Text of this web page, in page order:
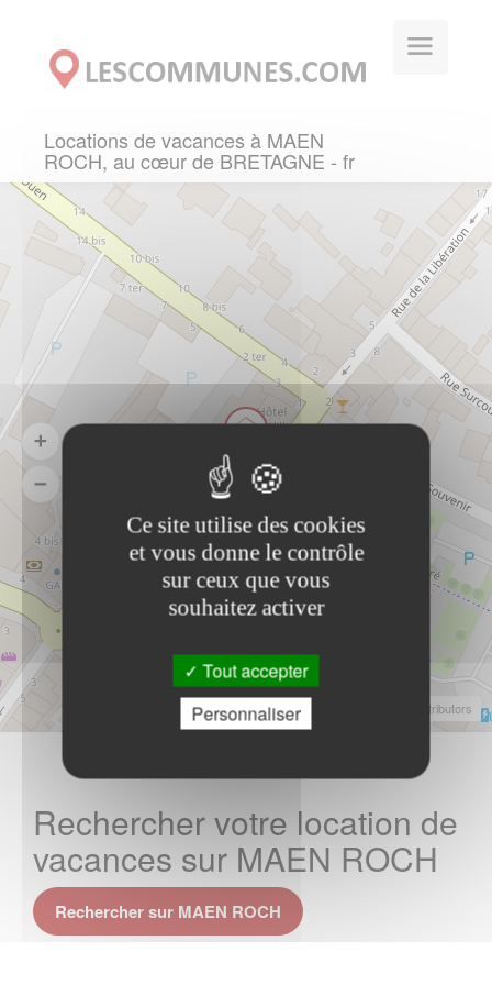
Locations de vacances à MAEN
ROCH, au cœur de BRETAGNE - fr
Leaflet| Contributors
Rechercher votre location de
vacances sur MAEN ROCH
Rechercher sur MAEN ROCH
Ce site utilise des cookies
et vous donne le contrôle
sur ceux que vous
souhaitez activer
Tout accepter
Personnaliser